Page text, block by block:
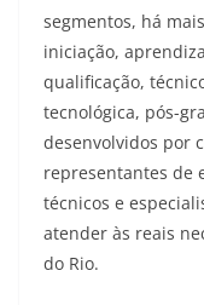
segmentos, há
iniciação,
qualificação,
tecnológica, pós-
desenvolvidos por
representantes de
técnicos e
atender às reais
do Rio.